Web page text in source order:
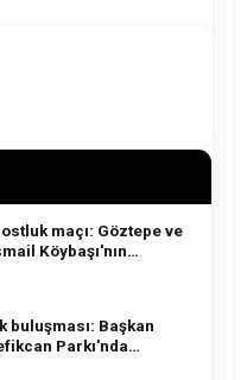
maçı: Göztepe ve
Köybaşı'nın
buluşması: Başkan
Parkı'nda